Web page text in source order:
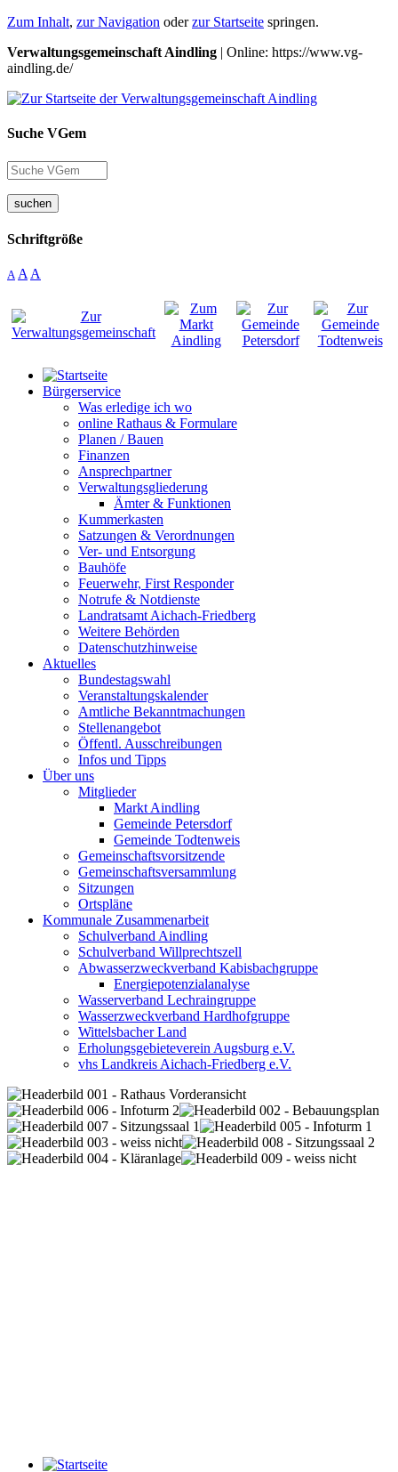
Zum Inhalt, zur Navigation oderzur Startseite springen.
Verwaltungsgemeinschaft Aindling | Online: https://www.vg-
aindling.de/
Suche VGem
suchen
Schriftgröße
A A A
Bürgerservice
Was erledige ich wo
online Rathaus & Formulare
Planen / Bauen
Finanzen
Ansprechpartner
Verwaltungsgliederung
Ämter & Funktionen
Kummerkasten
Satzungen & Verordnungen
Ver- und Entsorgung
Bauhöfe
Feuerwehr, First Responder
Notrufe & Notdienste
Landratsamt Aichach-Friedberg
Weitere Behörden
Datenschutzhinweise
Aktuelles
Bundestagswahl
Veranstaltungskalender
Amtliche Bekanntmachungen
Stellenangebot
Öffentl. Ausschreibungen
Infos und Tipps
Über uns
Mitglieder
Markt Aindling
Gemeinde Petersdorf
Gemeinde Todtenweis
Gemeinschaftsvorsitzende
Gemeinschaftsversammlung
Sitzungen
Ortspläne
Kommunale Zusammenarbeit
Schulverband Aindling
Schulverband Willprechtszell
Abwasserzweckverband Kabisbachgruppe
Energiepotenzialanalyse
Wasserverband Lechraingruppe
Wasserzweckverband Hardhofgruppe
Wittelsbacher Land
Erholungsgebieteverein Augsburg e.V.
vhs Landkreis Aichach-Friedberg e.V.